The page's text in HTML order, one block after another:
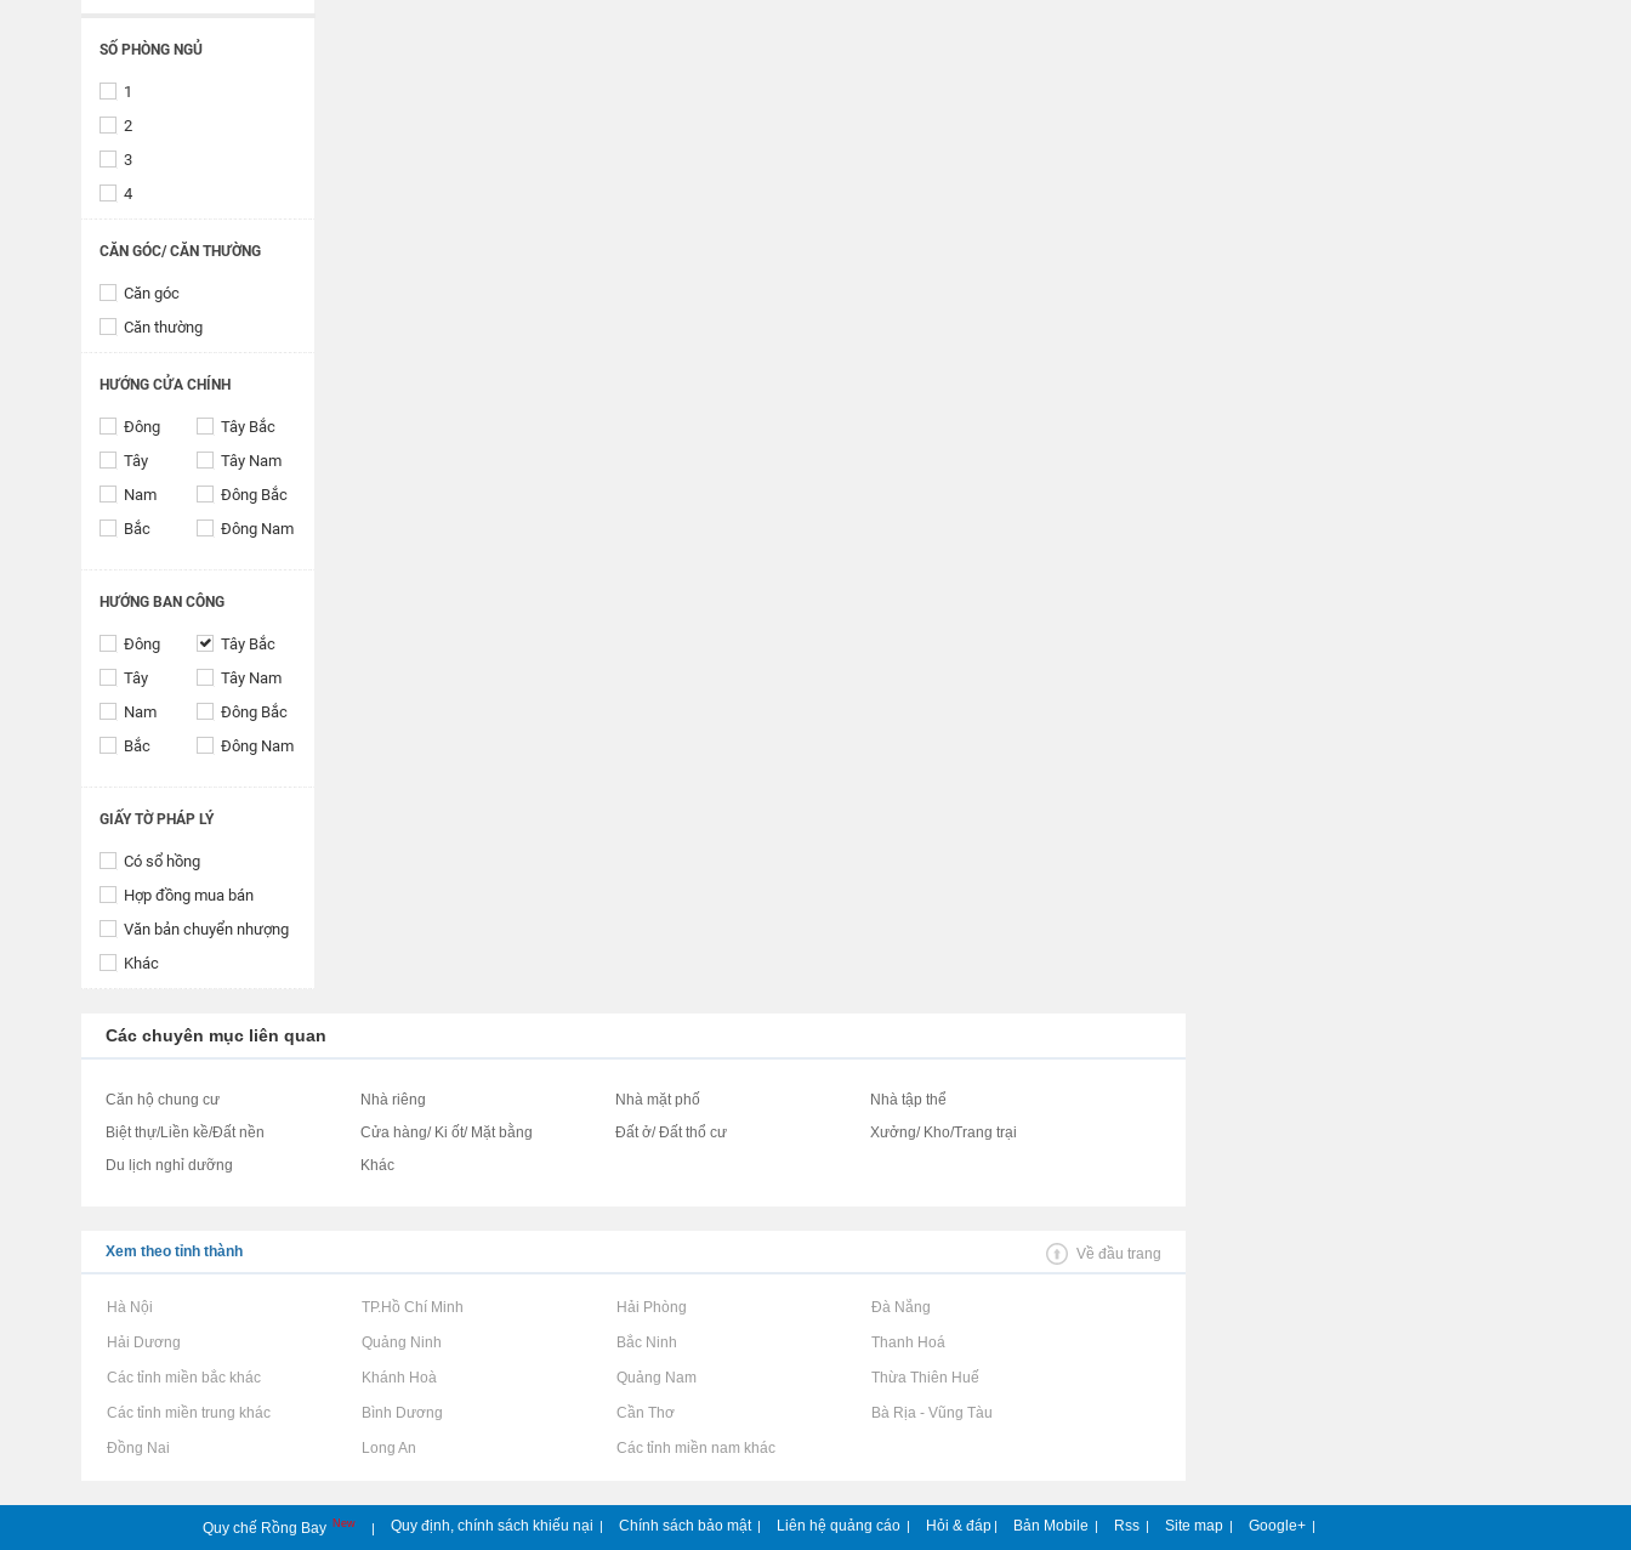
SỐ PHÒNG NGỦ
1
2
3
4
CĂN GÓC/ CĂN THƯỜNG
Căn góc
Căn thường
HƯỚNG CỬA CHÍNH
Đông
Tây Bắc
Tây
Tây Nam
Nam
Đông Bắc
Bắc
Đông Nam
HƯỚNG BAN CÔNG
Đông
Tây Bắc
Tây
Tây Nam
Nam
Đông Bắc
Bắc
Đông Nam
GIẤY TỜ PHÁP LÝ
Có sổ hồng
Hợp đồng mua bán
Văn bản chuyển nhượng
Khác
Các chuyên mục liên quan
Căn hộ chung cư Nhà riêng Nhà mặt phố
Nhà tập thể
Biệt thự/Liền kề/Đất nền
Cửa hàng/ Ki ốt/ Mặt bằng Đất ở/ Đất thổ cư
Xưởng/ Kho/Trang trại
Du lịch nghỉ dưỡng
Khác
Xem theo tỉnh thành Về đầu trang
Rao vặt tại Hà Nội Rao vặt tại TP.Hồ Chí Minh Rao vặt tại Hải Phòng Rao vặt tại Đà Nẵng
Rao vặt tại Hải Dương Rao vặt tại Quảng Ninh Rao vặt tại Bắc Ninh Rao vặt tại Thanh Hoá
Rao vặt tại Các tỉnh miền bắc khác Rao vặt tại Khánh Hoà Rao vặt tại Quảng Nam Rao vặt tại Thừa Thiên Huế
Rao vặt tại Các tỉnh miền trung khác Rao vặt tại Bình Dương Rao vặt tại Cần Thơ Rao vặt tại Bà Rịa - Vũng Tàu
Rao vặt tại Đồng Nai Rao vặt tại Long An Rao vặt tại Các tỉnh miền nam khác
Quy chế Rồng Bay New | Quy định, chính sách khiếu nại | Chính sách bảo mật | Liên hệ quảng cáo | Hỏi & đáp | Bản Mobile | Rss | Site map | Google+ |